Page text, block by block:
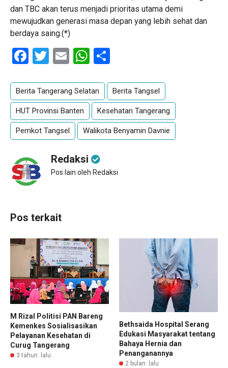
dan TBC akan terus menjadi prioritas utama demi
mewujudkan generasi masa depan yang lebih sehat dan
berdaya saing.(*)
Facebook
Twitter
EmailWhatsApp
Berita Tangerang Selatan Berita Tangsel
HUT Provinsi Banten Kesehatan Tangerang
Pemkot Tangsel Walikota Benyamin Davnie
Redaksi
Pos lain oleh Redaksi
Pos terkait
M Rizal Politisi PAN Bareng
Kemenkes Sosialisasikan
Pelayanan Kesehatan di
Curug Tangerang
3 tahun lalu
Bethsaida Hospital Serang
Edukasi Masyarakat tentang
Bahaya Hernia dan
Penanganannya
2 bulan lalu